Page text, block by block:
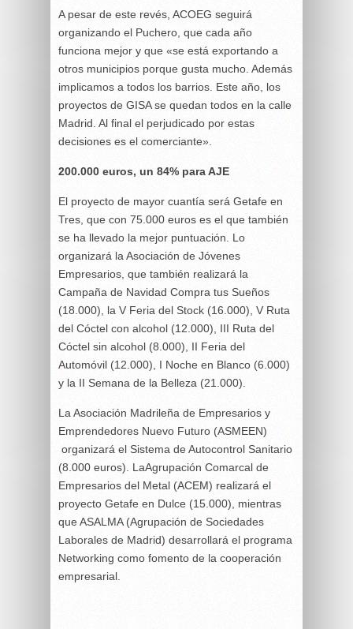
A pesar de este revés, ACOEG seguirá
organizando el Puchero, que cada año
funciona mejor y que «se está exportando a
otros municipios porque gusta mucho. Además
implicamos a todos los barrios. Este año, los
proyectos de GISA se quedan todos en la calle
Madrid. Al final el perjudicado por estas
decisiones es el comerciante».
200.000 euros, un 84% para AJE
El proyecto de mayor cuantía será Getafe en
Tres, que con 75.000 euros es el que también
se ha llevado la mejor puntuación. Lo
organizará la Asociación de Jóvenes
Empresarios, que también realizará la
Campaña de Navidad Compra tus Sueños
(18.000), la V Feria del Stock (16.000), V Ruta
del Cóctel con alcohol (12.000), III Ruta del
Cóctel sin alcohol (8.000), II Feria del
Automóvil (12.000), I Noche en Blanco (6.000)
y la II Semana de la Belleza (21.000).
La Asociación Madrileña de Empresarios y
Emprendedores Nuevo Futuro (ASMEEN)
organizará el Sistema de Autocontrol Sanitario
(8.000 euros). LaAgrupación Comarcal de
Empresarios del Metal (ACEM) realizará el
proyecto Getafe en Dulce (15.000), mientras
que ASALMA (Agrupación de Sociedades
Laborales de Madrid) desarrollará el programa
Networking como fomento de la cooperación
empresarial.